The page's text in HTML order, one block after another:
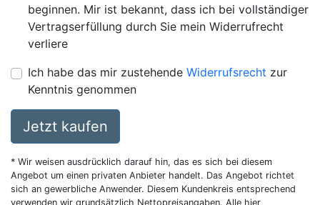
beginnen. Mir ist bekannt, dass ich bei vollständiger
Vertragserfüllung durch Sie mein Widerrufrecht
verliere
Ich habe das mir zustehende Widerrufsrecht zur
Kenntnis genommen
Jetzt kaufen
* Wir weisen ausdrücklich darauf hin, das es sich bei diesem
Angebot um einen privaten Anbieter handelt. Das Angebot richtet
sich an gewerbliche Anwender. Diesem Kundenkreis entsprechend
verwenden wir grundsätzlich Nettopreisangaben. Alle hier